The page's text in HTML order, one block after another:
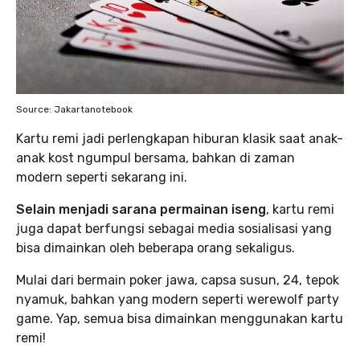
Source: Jakartanotebook
Kartu remi jadi perlengkapan hiburan klasik saat anak-
anak kost ngumpul bersama, bahkan di zaman
modern seperti sekarang ini.
Selain menjadi sarana permainan iseng, kartu remi
juga dapat berfungsi sebagai media sosialisasi yang
bisa dimainkan oleh beberapa orang sekaligus.
Mulai dari bermain poker jawa, capsa susun, 24, tepok
nyamuk, bahkan yang modern seperti werewolf party
game. Yap, semua bisa dimainkan menggunakan kartu
remi!